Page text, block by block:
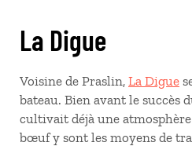
La Digue
Voisine de Praslin, La Digue
bateau. Bien avant le succès
cultivait déjà une
bœuf y sont les moyens de